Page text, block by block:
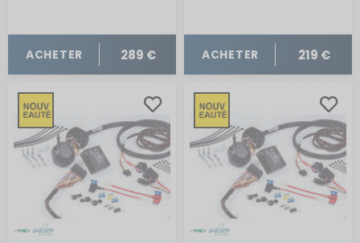
ACHETER 289 € ACHETER 219 €